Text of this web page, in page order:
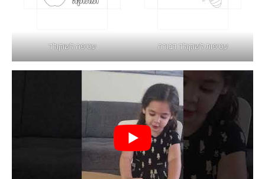
עטיפות לשוקולד דבורה עטיפה לשוקולד